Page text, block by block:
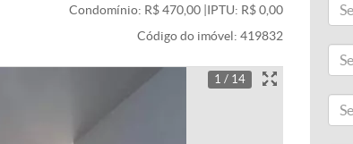
Condomínio: R$ 470,00 IPTU: R$ 0,00
Código do imóvel: 419832
1 / 14